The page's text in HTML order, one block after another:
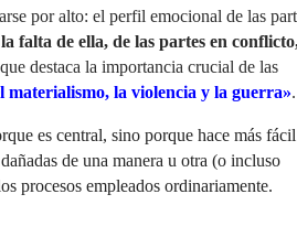
por alto: el perfil emocional de las
falta de ella, de las partes en
destaca la importancia crucial de las
materialismo, la violencia y la guerra».
es central, sino porque hace más fácil
de una manera u otra (o incluso
procesos empleados ordinariamente.